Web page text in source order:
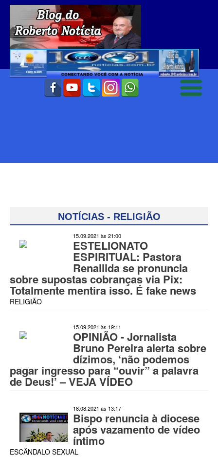
NOTÍCIAS - RELIGIÃO
15.09.2021 às 21:00
ESTELIONATO
ESPIRITUAL: Pastora
Renallida se pronuncia
sobre supostas cobranças via Pix:
Totalmente mentira isso. É fake news
RELIGIÃO
15.09.2021 às 19:11
OPINIÃO - Jornalista
Bruno Pereira alerta sobre
dízimos, ‘não podemos
pagar ingresso para “ouvir” a palavra
de Deus!’ – VEJA VÍDEO
18.08.2021 às 13:17
Bispo renuncia à diocese
após vazamento de vídeo
íntimo
ESCÂNDALO SEXUAL